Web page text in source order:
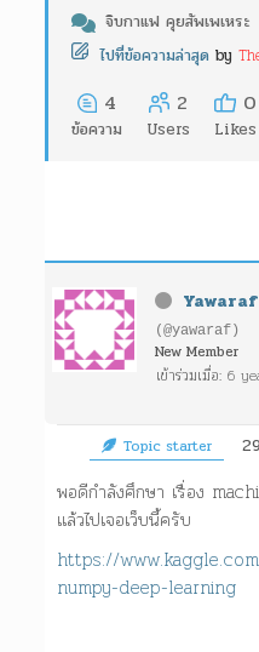
จิบกาแฟ คุยสัพเพเหระ
ไปที่ข้อความล่าสุด by
4
ข้อความ
2
Users
0
Likes
Yawaraf
(@yawaraf)
New Member
เข้าร่วมเมื่อ: 6
Topic starter
พอดีกำลังศึกษา เรื่อง
แล้วไปเจอเว็บนี้ครับ
https://
numpy-deep-learning